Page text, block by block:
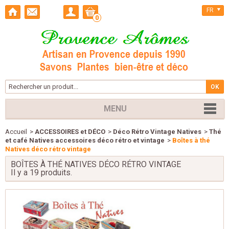
0
FR
MENU
Accueil > ACCESSOIRES et DÉCO > Déco Rétro Vintage Natives > Thé
et café Natives accessoires déco rétro et vintage > Boîtes à thé
Natives déco rétro vintage
BOÎTES À THÉ NATIVES DÉCO RÉTRO VINTAGE
Il y a 19 produits.